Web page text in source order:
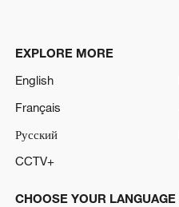
EXPLORE MORE
English
Français
Русский
CCTV+
CHOOSE YOUR LANGUAGE